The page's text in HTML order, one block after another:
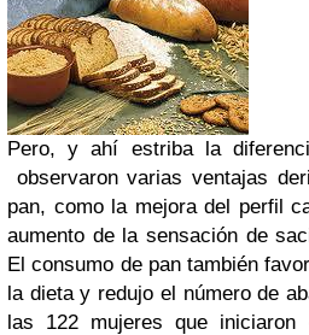
Pero, y ahí estriba la
observaron varias ventajas
pan, como la mejora del perfil
aumento de la sensación de
El consumo de pan también
la dieta y redujo el número de
las 122 mujeres que